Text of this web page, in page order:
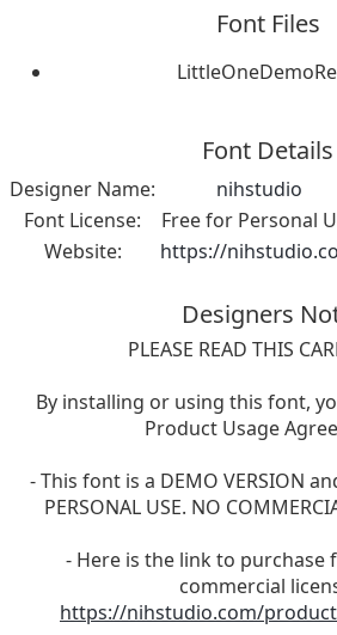
Font Files
Font Details
Designer Name:
nihstudio
Font License:
Free for Personal
Website:
https://
Designers
PLEASE READ THIS
By installing or using this font,
Product Usage
- This font is a DEMO VERSION
PERSONAL USE. NO
- Here is the link to purchase
commercial
https://nihstudio.com/